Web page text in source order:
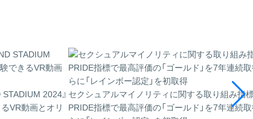
2024』
VR動画とオリ
セクシュアルマイノリティに関する取り組み指
PRIDE指標で最高評価の「ゴールド」を7年連続